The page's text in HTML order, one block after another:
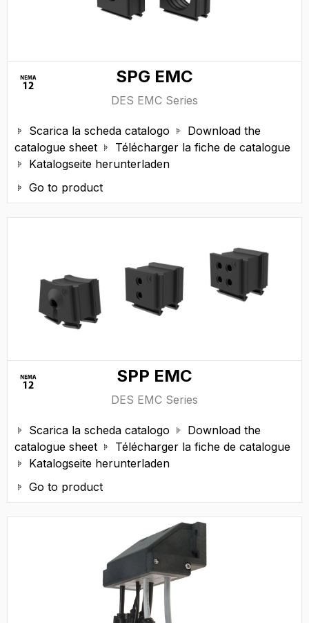
SPG EMC
DES EMC Series
 Scarica la scheda catalogo 
Download the
catalogue sheet
 Télécharger la fiche de catalogue
 Katalogseite herunterladen
 Go to product
SPP EMC
DES EMC Series
 Scarica la scheda catalogo 
Download the
catalogue sheet
 Télécharger la fiche de catalogue
 Katalogseite herunterladen
 Go to product